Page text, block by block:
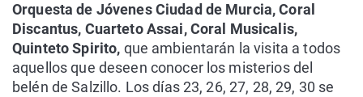
Orquesta de Jóvenes Ciudad de Murcia, Coral
Discantus, Cuarteto Assai, Coral Musicalis,
Quinteto Spirito, que ambientarán la visita a todos
aquellos que deseen conocer los misterios del
belén de Salzillo. Los días 23, 26, 27, 28, 29, 30 se